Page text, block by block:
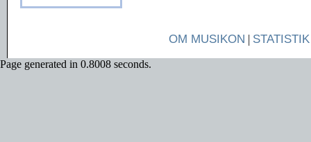
OM MUSIKON | STATISTIK
Page generated in 0.8008 seconds.